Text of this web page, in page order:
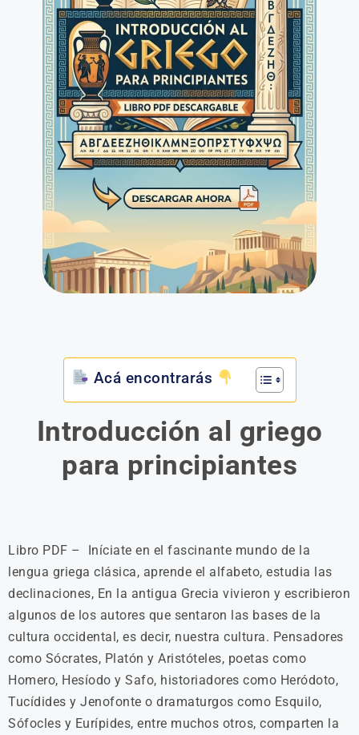
Acá encontrarás
Introducción al griego
para principiantes
Libro PDF – Iníciate en el fascinante mundo de la
lengua griega clásica, aprende el alfabeto, estudia las
declinaciones, En la antigua Grecia vivieron y escribieron
algunos de los autores que sentaron las bases de la
cultura occidental, es decir, nuestra cultura. Pensadores
como Sócrates, Platón y Aristóteles, poetas como
Homero, Hesíodo y Safo, historiadores como Heródoto,
Tucídides y Jenofonte o dramaturgos como Esquilo,
Sófocles y Eurípides, entre muchos otros, comparten la